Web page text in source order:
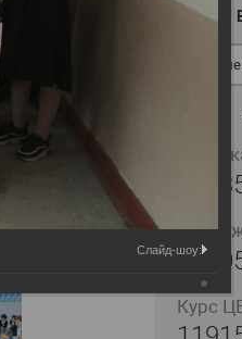
В
Курс
Слайд-шоу: